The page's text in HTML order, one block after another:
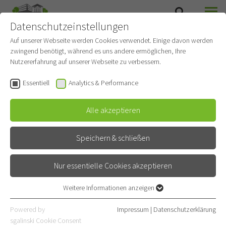
Asthma Ambulanz
Spezialambulanz
Kontakt
Röntgenstraße 1
69126 Heidelberg
06221 396-1802
Datenschutzeinstellungen
Auf unserer Webseite werden Cookies verwendet. Einige davon werden
zwingend benötigt, während es uns andere ermöglichen, Ihre
Nutzererfahrung auf unserer Webseite zu verbessern.
Essentiell Analytics & Performance
Alle akzeptieren
Speichern & schließen
Nur essentielle Cookies akzeptieren
Essentielle Cookies werden für grundlegende Funktionen der
Webseite benötigt. Dadurch ist gewährleistet, dass die Webseite
Weitere Informationen anzeigen
Powered by
sgalinski Cookie Consent
Impressum | Datenschutzerklärung